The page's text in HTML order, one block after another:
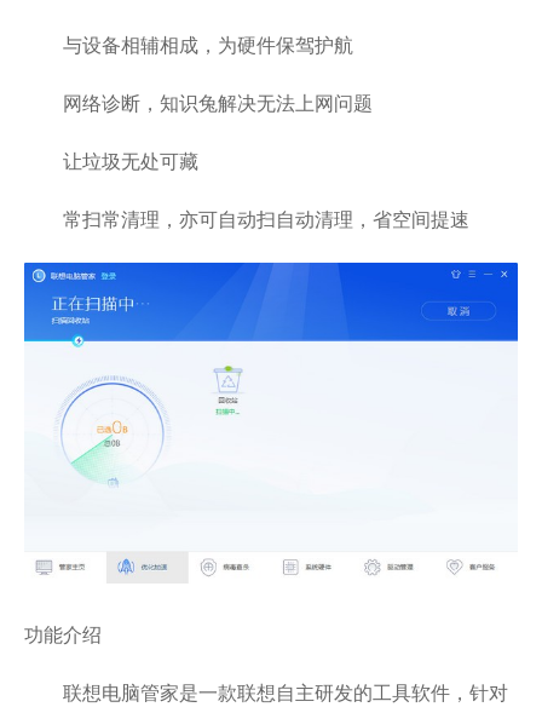
与设备相辅相成，为硬件保驾护航
网络诊断，知识兔解决无法上网问题
让垃圾无处可藏
常扫常清理，亦可自动扫自动清理，省空间提速
功能介绍
联想电脑管家是一款联想自主研发的工具软件，针对